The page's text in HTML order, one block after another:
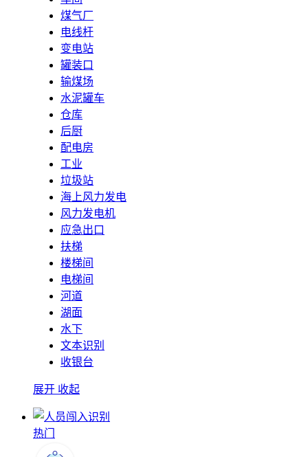
煤气厂
电线杆
变电站
罐装口
输煤场
水泥罐车
仓库
后厨
配电房
工业
垃圾站
海上风力发电
风力发电机
应急出口
扶梯
楼梯间
电梯间
河道
湖面
水下
文本识别
收银台
展开 收起
热门